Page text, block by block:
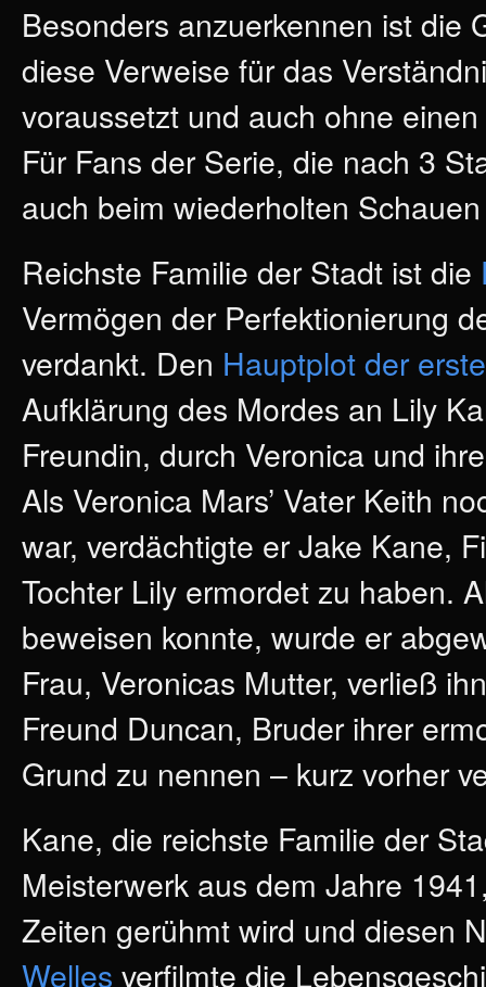
Besonders anzuerkennen ist die
diese Verweise für das
voraussetzt und auch ohne
Für Fans der Serie, die nach 3
auch beim wiederholten
Reichste Familie der Stadt ist die
Vermögen der Perfektionierung
verdankt. Den Hauptplot der
Aufklärung des Mordes an Lily
Freundin, durch Veronica und
Als Veronica Mars’ Vater Keith
war, verdächtigte er Jake Kane,
Tochter Lily ermordet zu haben.
beweisen konnte, wurde er
Frau, Veronicas Mutter, verließ
Freund Duncan, Bruder ihrer
Grund zu nennen – kurz vorher
Kane, die reichste Familie der
Meisterwerk aus dem Jahre
Zeiten gerühmt wird und diesen
Welles verfilmte die